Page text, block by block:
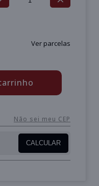
Ver parcelas
Não sei meu CEP
CALCULAR